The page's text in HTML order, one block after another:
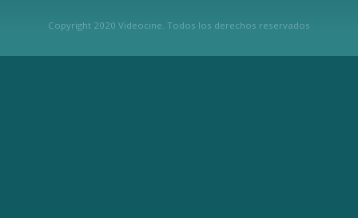
Copyright 2020 Videocine. Todos los derechos reservados